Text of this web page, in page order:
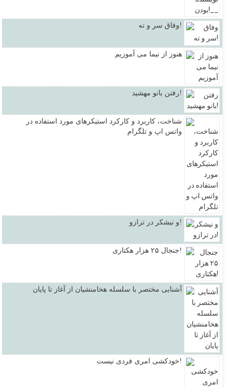
وفاق سر و ته!
هنوز از نیما می آموزیم
رفتن بانو مهشید!
شناخت، کاربرد و کارکرد استیکرهای مورد استفاده در
واتس اپ و تلگرام
و نیشکر در ترازو!
جنجال ۲۵ هزار هکتاری!
آشنایی مختصر با سلسله هخامنشیان از آغاز تا پایان
خودکشی امری فردی نیست!